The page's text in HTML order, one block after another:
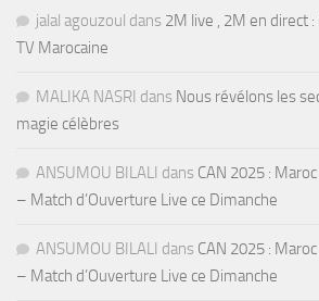
jalal agouzoul dans 2M live , 2M en direct
TV Marocaine
MALIKA NASRI dans Nous révélons les
magie célèbres
ANSUMOU BILALI dans CAN 2025 :
– Match d’Ouverture Live ce Dimanche
ANSUMOU BILALI dans CAN 2025 :
– Match d’Ouverture Live ce Dimanche